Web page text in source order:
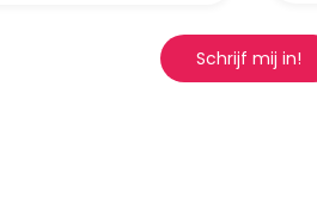
Schrijf mij in!